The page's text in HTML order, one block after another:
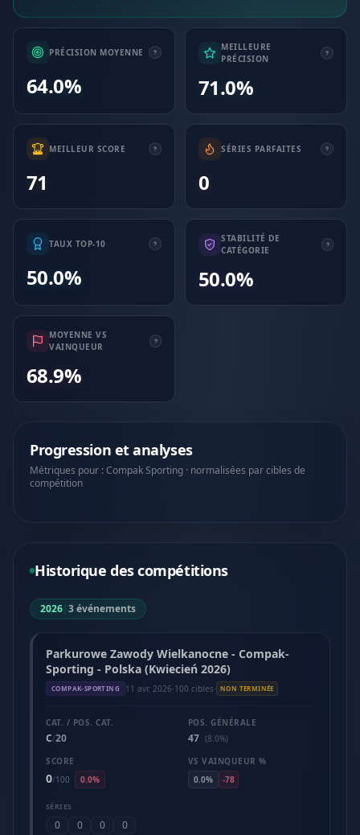
PRÉCISION MOYENNE
64.0%
MEILLEURE
PRÉCISION
71.0%
MEILLEUR SCORE
71
SÉRIES PARFAITES
0
TAUX TOP-10
50.0%
STABILITÉ DE
CATÉGORIE
50.0%
MOYENNE VS
VAINQUEUR
68.9%
Progression et analyses
Métriques pour : Compak Sporting · normalisées par cibles de
compétition
Historique des compétitions
2026|3 événements
Parkurowe Zawody Wielkanocne - Compak-
Sporting - Polska (Kwiecień 2026)
COMPAK-SPORTING 11 avr. 2026·100 cibles· NON TERMINÉE
CAT. / POS. CAT.
C/20
POS. GÉNÉRALE
47 (8.0%)
SCORE
0/100 0.0%
VS VAINQUEUR %
0.0%
-78
SÉRIES
0 0 0 0